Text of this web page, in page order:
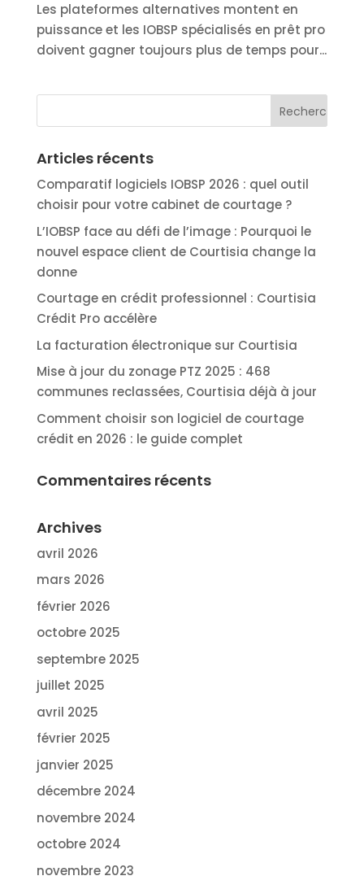
Les plateformes alternatives montent en
puissance et les IOBSP spécialisés en prêt pro
doivent gagner toujours plus de temps pour...
Articles récents
Comparatif logiciels IOBSP 2026 : quel outil
choisir pour votre cabinet de courtage ?
L’IOBSP face au défi de l’image : Pourquoi le
nouvel espace client de Courtisia change la
donne
Courtage en crédit professionnel : Courtisia
Crédit Pro accélère
La facturation électronique sur Courtisia
Mise à jour du zonage PTZ 2025 : 468
communes reclassées, Courtisia déjà à jour
Comment choisir son logiciel de courtage
crédit en 2026 : le guide complet
Commentaires récents
Archives
avril 2026
mars 2026
février 2026
octobre 2025
septembre 2025
juillet 2025
avril 2025
février 2025
janvier 2025
décembre 2024
novembre 2024
octobre 2024
novembre 2023